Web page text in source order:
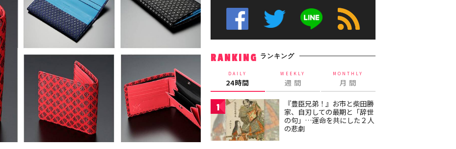
RANKING ランキング
DAILY
24時間
WEEKLY
週 間
MONTHLY
月 間
1
『豊臣兄弟！』お市と柴田勝
家、自刃しての最期と「辞世
の句」…運命を共にした２人
の悲劇